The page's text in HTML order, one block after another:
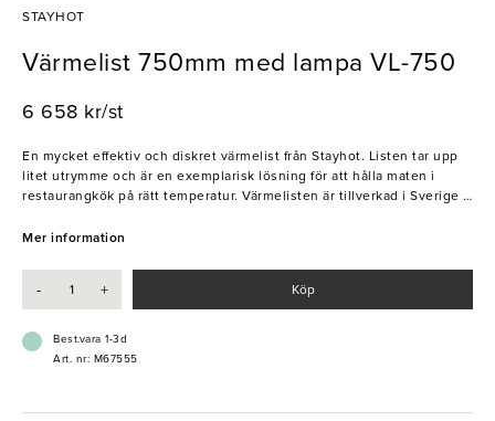
STAYHOT
Värmelist 750mm med lampa VL-750
6 658 kr/st
En mycket effektiv och diskret värmelist från Stayhot. Listen tar upp
litet utrymme och är en exemplarisk lösning för att hålla maten i
restaurangkök på rätt temperatur. Värmelisten är tillverkad i Sverige i
att hålla rätt temperatur på maten i restauranger och andra
såväl som andra välbehövliga redskap.
Mer information
- + Köp
Best.vara 1-3d
Art. nr: M67555